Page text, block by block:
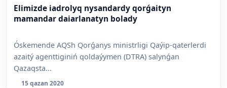
Elimizde iadrolyq nysandardy qorǵaityn
mamandar daiarlanatyn bolady
Óskemende AQSh Qorǵanys ministrligi Qaýip-qaterlerdi
azaitý agenttiginiń qoldaýymen (DTRA) salynǵan
Qazaqsta...
15 qazan 2020